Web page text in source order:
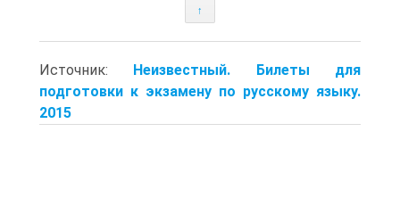
↑
Источник: Неизвестный. Билеты для
подготовки к экзамену по русскому языку.
2015